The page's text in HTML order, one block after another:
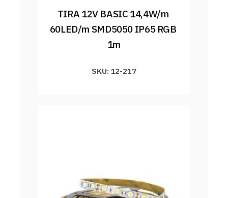
TIRA 12V BASIC 14,4W/m
60LED/m SMD5050 IP65 RGB
1m
SKU: 12-217